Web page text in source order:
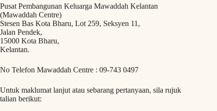
Pusat Pembangunan Keluarga Mawaddah Kelantan
(Mawaddah Centre)
Stesen Bas Kota Bharu, Lot 259, Seksyen 11,
Jalan Pendek,
15000 Kota Bharu,
Kelantan.
No Telefon Mawaddah Centre : 09-743 0497
Untuk maklumat lanjut atau sebarang pertanyaan, sila rujuk
talian berikut: